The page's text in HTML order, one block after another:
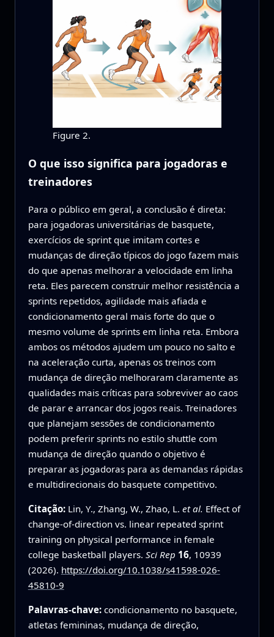
Figure 2.
O que isso significa para jogadoras e
treinadores
Para o público em geral, a conclusão é direta:
para jogadoras universitárias de basquete,
exercícios de sprint que imitam cortes e
mudanças de direção típicos do jogo fazem mais
do que apenas melhorar a velocidade em linha
reta. Eles parecem construir melhor resistência a
sprints repetidos, agilidade mais afiada e
condicionamento geral mais forte do que o
mesmo volume de sprints em linha reta. Embora
ambos os métodos ajudem um pouco no salto e
na aceleração curta, apenas os treinos com
mudança de direção melhoraram claramente as
qualidades mais críticas para sobreviver ao caos
de parar e arrancar dos jogos reais. Treinadores
que planejam sessões de condicionamento
podem preferir sprints no estilo shuttle com
mudança de direção quando o objetivo é
preparar as jogadoras para as demandas rápidas
e multidirecionais do basquete competitivo.
Citação: Lin, Y., Zhang, W., Zhao, L. et al. Effect of
change-of-direction vs. linear repeated sprint
training on physical performance in female
college basketball players. Sci Rep 16, 10939
(2026). https://doi.org/10.1038/s41598-026-
45810-9
Palavras-chave: condicionamento no basquete,
atletas femininas, mudança de direção,